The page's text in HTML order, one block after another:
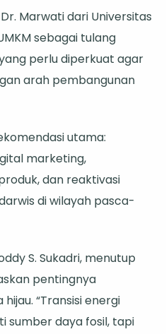
Marwati dari Universitas
sebagai tulang
perlu diperkuat agar
arah pembangunan
utama:
marketing,
dan reaktivasi
di wilayah pasca-
S. Sukadri, menutup
pentingnya
“Transisi energi
sumber daya fosil, tapi